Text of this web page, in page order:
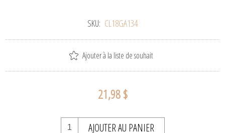
SKU: CL18GA134
Ajouter à la liste de souhait
21,98 $
AJOUTER AU PANIER